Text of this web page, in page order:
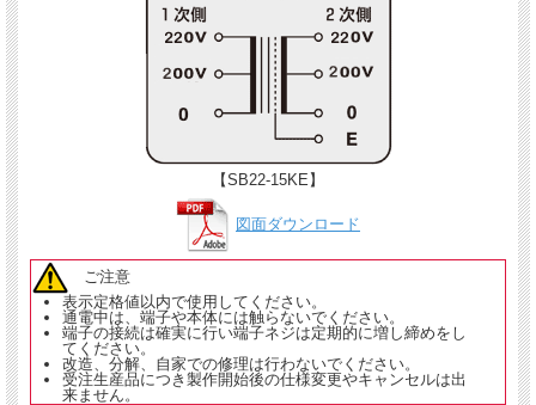
【SB22-15KE】
図面ダウンロード
ご注意
表示定格値以内で使用してください。
通電中は、端子や本体には触らないでください。
端子の接続は確実に行い端子ネジは定期的に増し締めをし
てください。
改造、分解、自家での修理は行わないでください。
受注生産品につき製作開始後の仕様変更やキャンセルは出
来ません。